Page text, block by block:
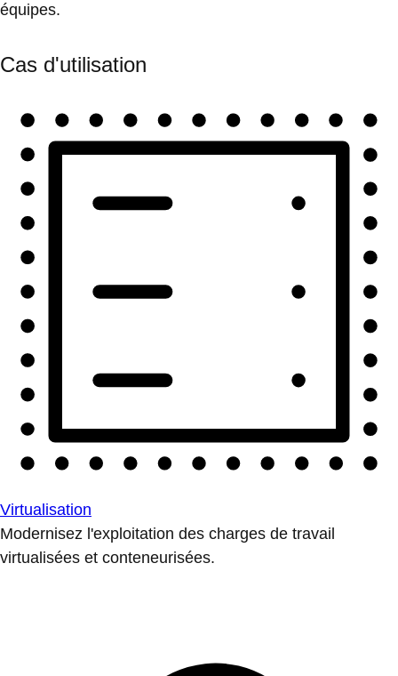
équipes.
Cas d'utilisation
Virtualisation
Modernisez l'exploitation des charges de travail
virtualisées et conteneurisées.